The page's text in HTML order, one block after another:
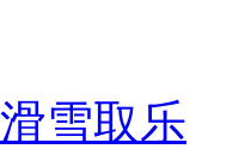
雪取乐